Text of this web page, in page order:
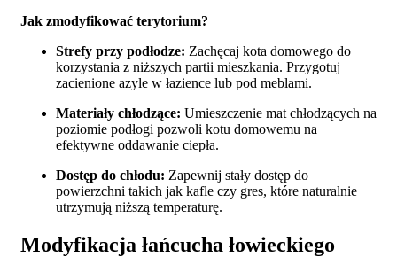
Jak zmodyfikować terytorium?
Strefy przy podłodze: Zachęcaj kota domowego do
korzystania z niższych partii mieszkania. Przygotuj
zacienione azyle w łazience lub pod meblami.
Materiały chłodzące: Umieszczenie mat chłodzących na
poziomie podłogi pozwoli kotu domowemu na
efektywne oddawanie ciepła.
Dostęp do chłodu: Zapewnij stały dostęp do
powierzchni takich jak kafle czy gres, które naturalnie
utrzymują niższą temperaturę.
Modyfikacja łańcucha łowieckiego